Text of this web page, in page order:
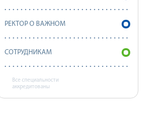
РЕКТОР О ВАЖНОМ
СОТРУДНИКАМ
Все специальности
аккредитованы